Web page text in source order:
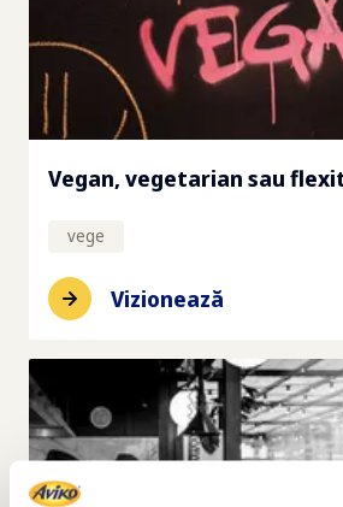
Vegan, vegetarian sau
vege
Vizionează